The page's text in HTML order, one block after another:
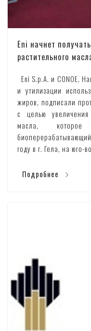
Eni начнет
растительного
Eni S.p.A. и CONOE,
и утилизации
жиров, подписали
с целью
масла,
году­­ в г. Гела, на юго-
Подробнее